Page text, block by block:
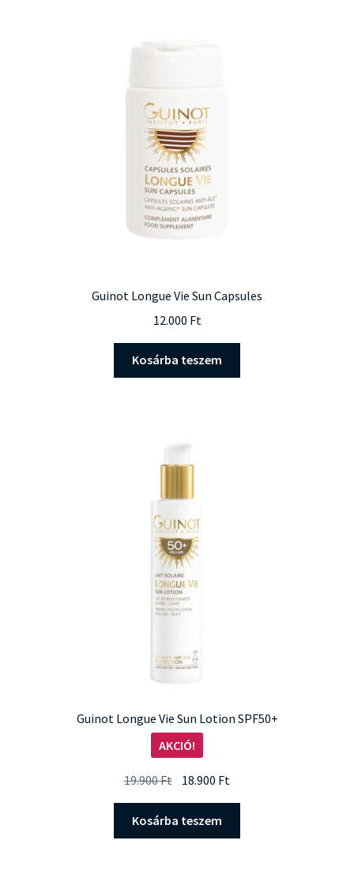
Guinot Longue Vie Sun Capsules
12.000 Ft
Kosárba teszem
Guinot Longue Vie Sun Lotion SPF50+
AKCIÓ!
19.900Ft Original
was:
19.900 Ft.
18.900 Ft
18.900 Ft.
Kosárba teszem